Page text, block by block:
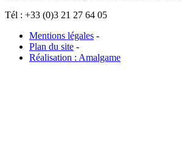
Tél : +33 (0)3 21 27 64 05
Mentions légales -
Plan du site -
Réalisation : Amalgame